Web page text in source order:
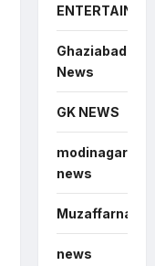
Ghaziabad
News
GK NEWS
modinagar
news
Muzaffarnagar
news